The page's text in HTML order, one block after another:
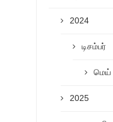
2024
டிசம்பர்
மெய்
2025